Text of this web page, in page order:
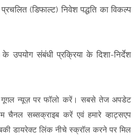
(डिफाल्ट) निवेश पद्धति का विकल्प
उपयोग संबंधी प्रक्रिया के दिशा-निर्देश
न्यूज़ पर फॉलो करें। सबसे तेज अपडेट
चैनल सब्सक्राइब करें एवं हमारे व्हाट्सएप
डायरेक्ट लिंक नीचे स्क्रॉल करने पर मिल